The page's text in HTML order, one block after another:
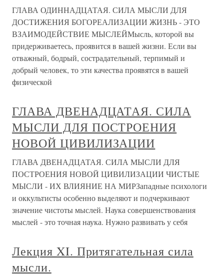
ГЛАВА ОДИННАДЦАТАЯ. СИЛА МЫСЛИ ДЛЯ
ДОСТИЖЕНИЯ БОГОРЕАЛИЗАЦИИ ЖИЗНЬ - ЭТО
ВЗАИМОДЕЙСТВИЕ МЫСЛЕЙМысль, которой вы
придерживаетесь, проявится в вашей жизни. Если вы
отважный, бодрый, сострадательный, терпимый и
добрый человек, то эти качества проявятся в вашей
физической
ГЛАВА ДВЕНАДЦАТАЯ. СИЛА
МЫСЛИ ДЛЯ ПОСТРОЕНИЯ
НОВОЙ ЦИВИЛИЗАЦИИ
ГЛАВА ДВЕНАДЦАТАЯ. СИЛА МЫСЛИ ДЛЯ
ПОСТРОЕНИЯ НОВОЙ ЦИВИЛИЗАЦИИ ЧИСТЫЕ
МЫСЛИ - ИХ ВЛИЯНИЕ НА МИРЗападные психологи
и оккультисты особенно выделяют и подчеркивают
значение чистоты мыслей. Наука совершенствования
мыслей - это точная наука. Нужно развивать у себя
Лекция XI. Притягательная сила
мысли.